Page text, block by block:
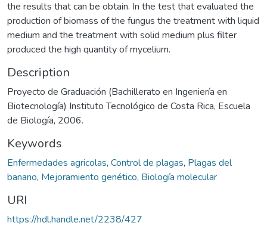
the results that can be obtain. In the test that evaluated the
production of biomass of the fungus the treatment with liquid
medium and the treatment with solid medium plus filter
produced the high quantity of mycelium.
Description
Proyecto de Graduación (Bachillerato en Ingeniería en
Biotecnología) Instituto Tecnológico de Costa Rica, Escuela
de Biología, 2006.
Keywords
Enfermedades agricolas, Control de plagas, Plagas del
banano, Mejoramiento genético, Biología molecular
URI
https://hdl.handle.net/2238/427